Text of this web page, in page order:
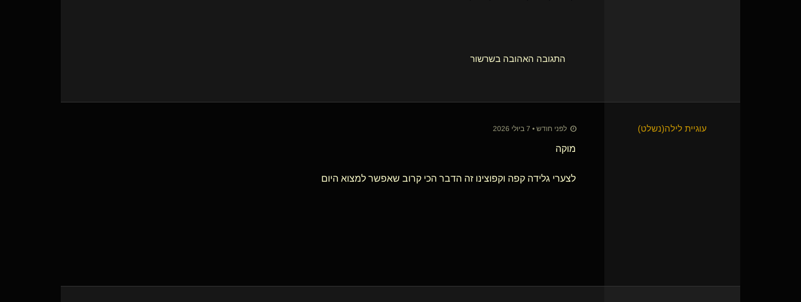
התגובה האהובה בשרשור
עוגיית לילה​(נשלט) לפני חודש • 7 ביולי 2026
מוקה
לצערי גלידה קפה וקפוצינו זה הדבר הכי קרוב שאפשר למצוא היום